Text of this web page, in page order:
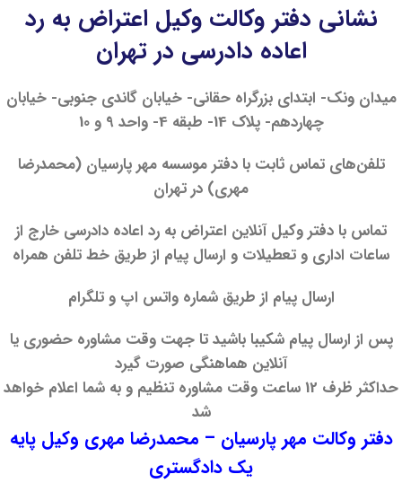
نشانی دفتر وکالت وکیل اعتراض به رد
اعاده دادرسی در تهران
میدان ونک- ابتدای بزرگراه حقانی- خیابان گاندی جنوبی- خیابان
چهاردهم- پلاک 14- طبقه 4- واحد 9 و 10
تلفن‌های تماس ثابت با دفتر موسسه مهر پارسیان (محمدرضا
مهری) در تهران
تماس با دفتر وکیل آنلاین اعتراض به رد اعاده دادرسی خارج از
ساعات اداری و تعطیلات و ارسال پیام از طریق خط تلفن همراه
ارسال پیام از طریق شماره واتس اپ و تلگرام
پس از ارسال پیام شکیبا باشید تا جهت وقت مشاوره حضوری یا
آنلاین هماهنگی صورت گیرد
حداکثر ظرف 12 ساعت وقت مشاوره تنظیم و به شما اعلام خواهد
شد
دفتر وکالت مهر پارسیان – محمدرضا مهری وکیل پایه
یک دادگستری